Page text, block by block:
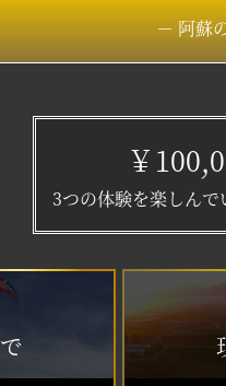
－ 阿蘇
￥
3つの体験を楽しん